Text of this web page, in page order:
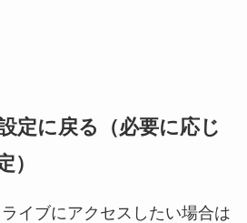
定に戻る（必要に応じ
）
イブにアクセスしたい場合は